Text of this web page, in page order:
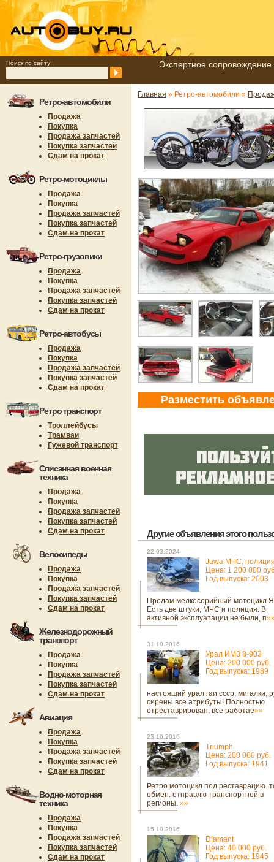
Поиск по сайту Экспертное
Ретро-автомобили
Продажа
Покупка
Продажа запчастей
Покупка запчастей
Сдам на прокат
Ретро-мотоциклы
Продажа
Покупка
Продажа запчастей
Покупка запчастей
Сдам на прокат
Ретро-грузовики
Продажа
Покупка
Продажа запчастей
Покупка запчастей
Сдам на прокат
Ретро-автобусы
Продажа
Покупка
Продажа запчастей
Покупка запчастей
Сдам на прокат
Ретро транспорт
Троллейбусы
Трамваи
Гужевой транспорт
Списанная военная
техника
Продажа
Покупка
Продажа запчастей
Покупка запчастей
Сдам на прокат
Велосипеды
Продажа
Покупка
Продажа запчастей
Покупка запчастей
Сдам на прокат
Железнодорожный
транспорт
Продажа
Покупка
Продажа запчастей
Покупка запчастей
Сдам на прокат
Авиация
Продажа
Покупка
Продажа запчастей
Покупка запчастей
Сдам на прокат
Водно-моторная
техника
Продажа
Покупка
Продажа запчастей
Покупка запчастей
Сдам на прокат
Главная » Ретро-автомобили »
Разместить
Другие объявления этого
22.03.2024
Jawa МЧС,
Цена: 1 200 000
Год выпуска: 2003
Продам мелкосерийный мотоцикл
Есть две штуки, МЧС и полиция. В
активной эксплуатации не были, п
31.10.2016
Урал ИМЗ 8-903
Цена: 200 000 руб.
Год выпуска: 1989
настоящий урал гаи ссср. мигалки,
сирены все атрибуты! Полностью
отреставрирован, все работае»»
23.10.2016
Triumph
Цена: 200 000 руб.
Год выпуска: 1941
Ретро мотоцикл под реставрацию.
обмен. отправлю транспортной в
регионы. »»
15.10.2016
Diamant
Цена: 40 000 руб.
Год выпуска: 1945